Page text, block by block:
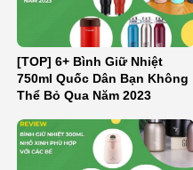
[TOP] 6+ Bình Giữ Nhiệt
750ml Quốc Dân Bạn Không
Thể Bỏ Qua Năm 2023